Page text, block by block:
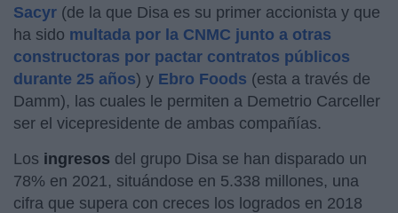
Sacyr (de la que Disa es su primer accionista y que
ha sido multada por la CNMC junto a otras
constructoras por pactar contratos públicos
durante 25 años) y Ebro Foods (esta a través de
Damm), las cuales le permiten a Demetrio Carceller
ser el vicepresidente de ambas compañías.
Los ingresos del grupo Disa se han disparado un
78% en 2021, situándose en 5.338 millones, una
cifra que supera con creces los logrados en 2018